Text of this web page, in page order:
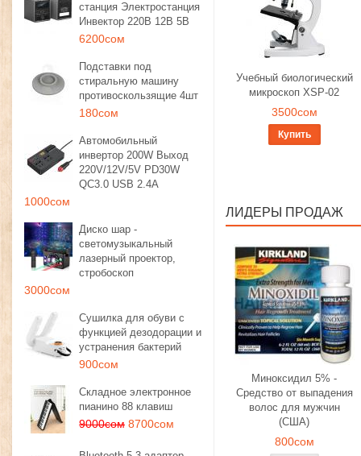
станция Электростанция
Инвектор 220В 12В 5В
6200сом
Подставки под
стиральную машину
противоскользящие 4шт
180сом
Автомобильный
инвертор 200W Выход
220V/12V/5V PD30W
QC3.0 USB 2.4A
1000сом
Диско шар -
светомузыкальный
лазерный проектор,
стробоскоп
3000сом
Сушилка для обуви с
функцией дезодорации и
устранения бактерий
900сом
Складное электронное
пианино 88 клавиш
9000сом 8700сом
Учебный биологический
микроскоп XSP-02
3500сом
Купить
ЛИДЕРЫ ПРОДАЖ
Миноксидил 5% -
Средство от выпадения
волос для мужчин
(США)
800сом